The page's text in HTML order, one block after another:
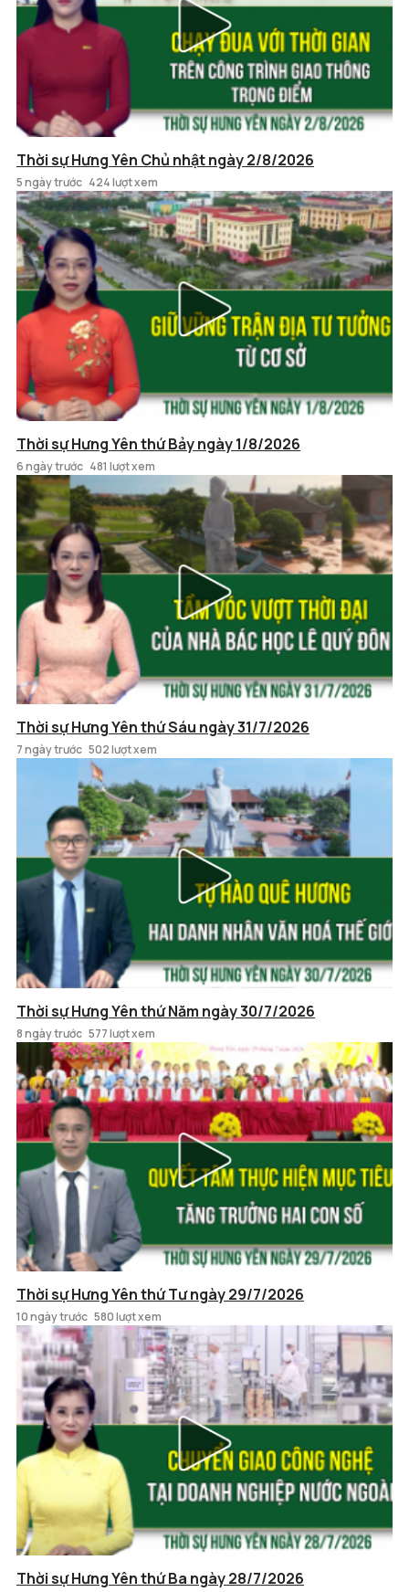
Thời sự Hưng Yên Chủ nhật ngày 2/8/2026
5 ngày trước 424 lượt xem
Thời sự Hưng Yên thứ Bảy ngày 1/8/2026
6 ngày trước 481 lượt xem
Thời sự Hưng Yên thứ Sáu ngày 31/7/2026
7 ngày trước 502 lượt xem
Thời sự Hưng Yên thứ Năm ngày 30/7/2026
8 ngày trước 577 lượt xem
Thời sự Hưng Yên thứ Tư ngày 29/7/2026
10 ngày trước 580 lượt xem
Thời sự Hưng Yên thứ Ba ngày 28/7/2026